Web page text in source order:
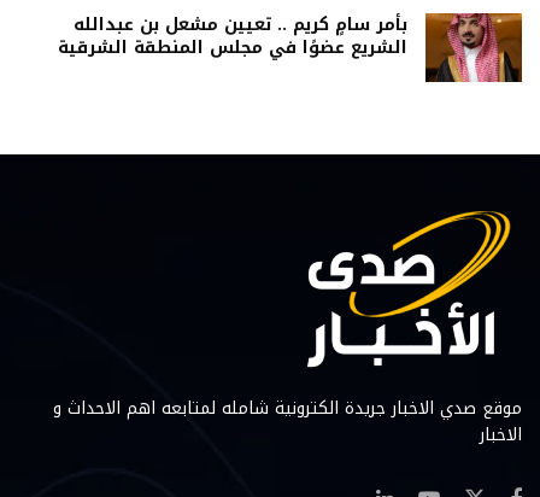
بأمر سامٍ كريم .. تعيين مشعل بن عبدالله
الشريع عضوًا في مجلس المنطقة الشرقية
موقع صدي الاخبار جريدة الكترونية شامله لمتابعه اهم الاحداث و
الاخبار